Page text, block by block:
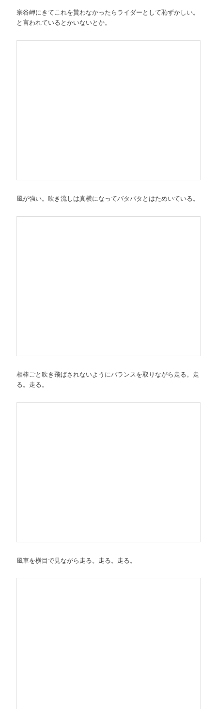
宗谷岬にきてこれを貰わなかったらライダーとして恥ずかしい。
と言われているとかいないとか。
風が強い。吹き流しは真横になってバタバタとはためいている。
相棒ごと吹き飛ばされないようにバランスを取りながら走る。走
る。走る。
風車を横目で見ながら走る。走る。走る。